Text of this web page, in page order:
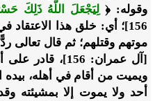
وقوله: ﴿ لِيَجْعَلَ اللَّهُ ذَلِكَ
156]؛ أي: خلق هذا
موتهم وقتلهم؛ ثم قال تعالى
[آل عمران: 156]،
ويميت من أقام في أهله، بيده
أحد ولا يموت إلا بمشيئته